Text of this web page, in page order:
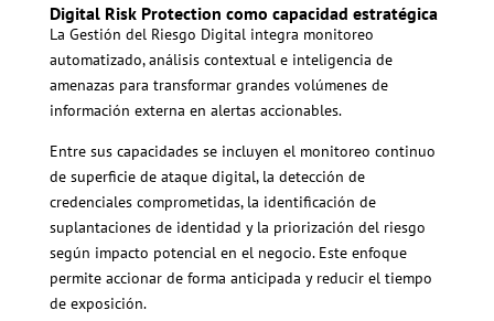
Digital Risk Protection como capacidad estratégica
La Gestión del Riesgo Digital integra monitoreo
automatizado, análisis contextual e inteligencia de
amenazas para transformar grandes volúmenes de
información externa en alertas accionables.
Entre sus capacidades se incluyen el monitoreo continuo
de superficie de ataque digital, la detección de
credenciales comprometidas, la identificación de
suplantaciones de identidad y la priorización del riesgo
según impacto potencial en el negocio. Este enfoque
permite accionar de forma anticipada y reducir el tiempo
de exposición.